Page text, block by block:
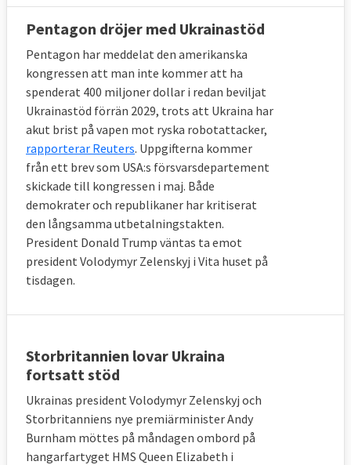
Pentagon dröjer med Ukrainastöd
Pentagon har meddelat den amerikanska
kongressen att man inte kommer att ha
spenderat 400 miljoner dollar i redan beviljat
Ukrainastöd förrän 2029, trots att Ukraina har
akut brist på vapen mot ryska robotattacker,
rapporterar Reuters. Uppgifterna kommer
från ett brev som USA:s försvarsdepartement
skickade till kongressen i maj. Både
demokrater och republikaner har kritiserat
den långsamma utbetalningstakten.
President Donald Trump väntas ta emot
president Volodymyr Zelenskyj i Vita huset på
tisdagen.
Storbritannien lovar Ukraina
fortsatt stöd
Ukrainas president Volodymyr Zelenskyj och
Storbritanniens nye premiärminister Andy
Burnham möttes på måndagen ombord på
hangarfartyget HMS Queen Elizabeth i